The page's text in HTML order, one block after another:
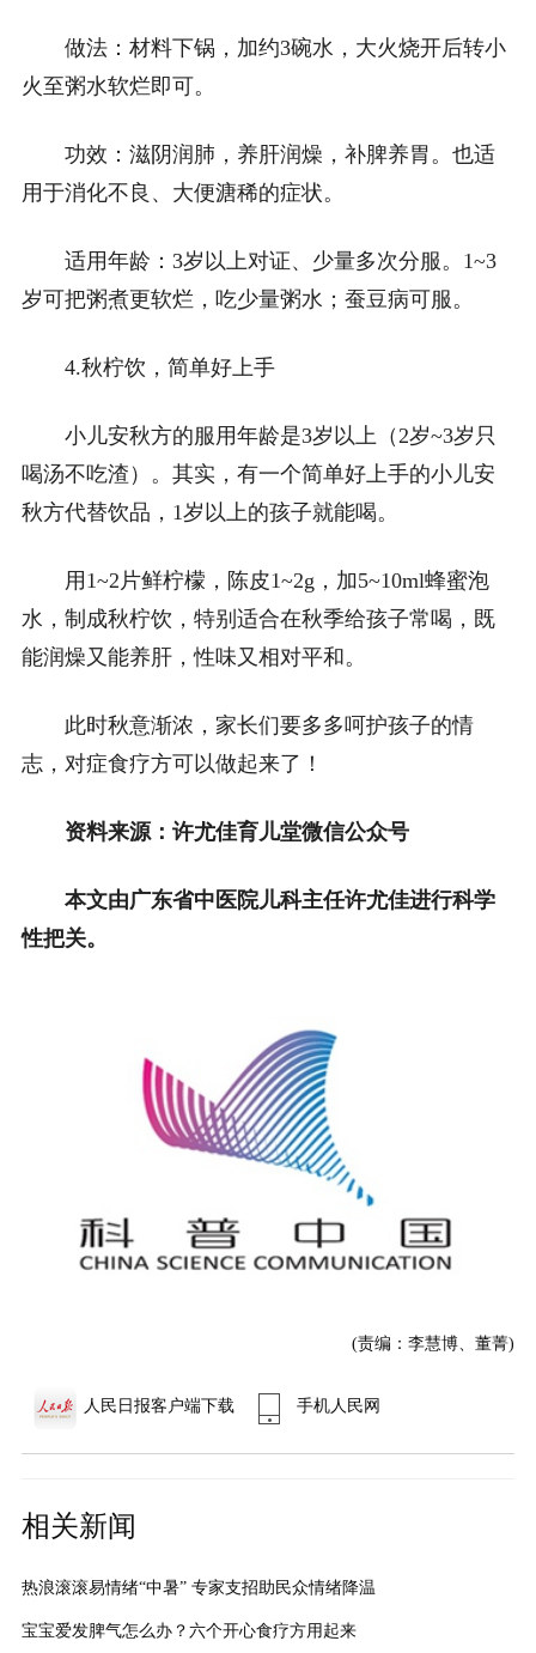
做法：材料下锅，加约3碗水，大火烧开后转小
火至粥水软烂即可。
功效：滋阴润肺，养肝润燥，补脾养胃。也适
用于消化不良、大便溏稀的症状。
适用年龄：3岁以上对证、少量多次分服。1~3
岁可把粥煮更软烂，吃少量粥水；蚕豆病可服。
4.秋柠饮，简单好上手
小儿安秋方的服用年龄是3岁以上（2岁~3岁只
喝汤不吃渣）。其实，有一个简单好上手的小儿安
秋方代替饮品，1岁以上的孩子就能喝。
用1~2片鲜柠檬，陈皮1~2g，加5~10ml蜂蜜泡
水，制成秋柠饮，特别适合在秋季给孩子常喝，既
能润燥又能养肝，性味又相对平和。
此时秋意渐浓，家长们要多多呵护孩子的情
志，对症食疗方可以做起来了！
资料来源：许尤佳育儿堂微信公众号
本文由广东省中医院儿科主任许尤佳进行科学
性把关。
(责编：李慧博、董菁)
人民日报客户端下载 手机人民网
相关新闻
热浪滚滚易情绪“中暑” 专家支招助民众情绪降温
宝宝爱发脾气怎么办？六个开心食疗方用起来